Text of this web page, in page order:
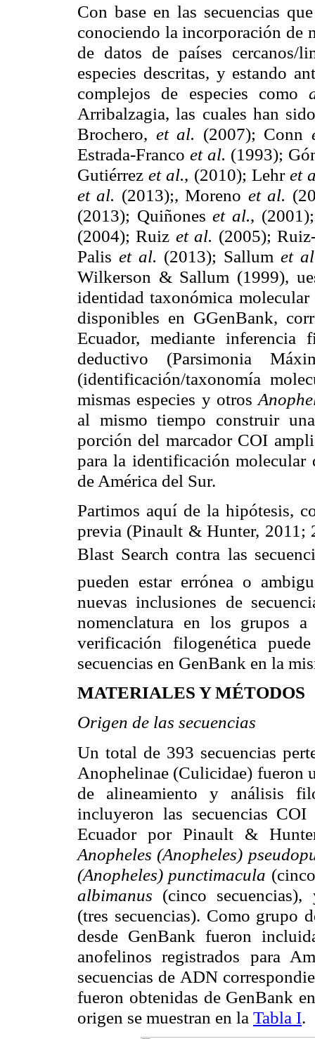
Con base en las secuencias
conociendo la incorporación de
de datos de países cercanos/
especies descritas, y estando
complejos de especies como
Arribalzagia, las cuales han
Brochero, et al. (2007); Conn
Estrada-Franco et al. (1993);
Gutiérrezet al., (2010); Lehr et
et al. (2013);, Moreno et al.
(2013); Quiñoneset al.,
(2004); Ruiz et al. (2005);
Palis et al. (2013); Sallum et
Wilkerson & Sallum (1999),
identidad taxonómica
disponibles en GGenBank,
Ecuador, mediante
deductivo (Parsimonia
(identificación/taxonomía
mismas especies y otros
al mismo tiempo construir
porción del marcador COI
para la identificación molecular
de América del Sur.
Partimos aquí de la hipótesis,
previa (Pinault & Hunter, 2011;
Blast Search contra las
pueden estar errónea o
nuevas inclusiones de
nomenclatura en los grupos a
verificación filogenética
secuencias en GenBank en la
MATERIALES Y MÉTODOS
Origen de las secuencias
Un total de 393 secuencias
Anophelinae (Culicidae) fueron
de alineamiento y análisis
incluyeron las secuencias
Ecuador por Pinault &
Anopheles (Anopheles)
(Anopheles) punctimacula
albimanus (cinco
(tres secuencias). Como grupo
desde GenBank fueron
anofelinos registrados para
secuencias de ADN
fueron obtenidas de GenBank
origen se muestran en la Tabla I.